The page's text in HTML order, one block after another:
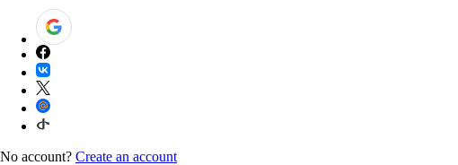
No account? Create an account